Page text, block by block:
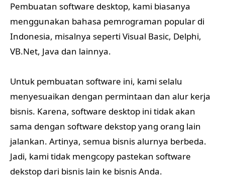
Pembuatan software desktop, kami biasanya
menggunakan bahasa pemrograman popular di
Indonesia, misalnya seperti Visual Basic, Delphi,
VB.Net, Java dan lainnya.
Untuk pembuatan software ini, kami selalu
menyesuaikan dengan permintaan dan alur kerja
bisnis. Karena, software desktop ini tidak akan
sama dengan software dekstop yang orang lain
jalankan. Artinya, semua bisnis alurnya berbeda.
Jadi, kami tidak mengcopy pastekan software
dekstop dari bisnis lain ke bisnis Anda.